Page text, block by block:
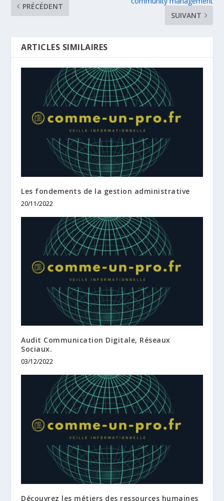
PRÉCÉDENT
SUIVANT
ARTICLES SIMILAIRES
Les fondements de la gestion administrative
20/11/2022
Audit Communication Digitale, Réseaux
Sociaux.
03/12/2022
Découvrez les métiers des ressources humaines